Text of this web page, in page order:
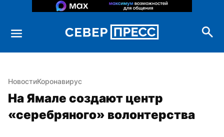
НовостиКоронавирус
На Ямале создают центр
«серебряного» волонтерства